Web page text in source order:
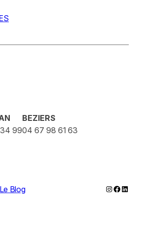
99
BEZIERS
04 67 98 61 63
Blog Instagram